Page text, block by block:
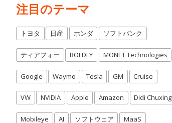
注目のテーマ
トヨタ 日産 ホンダ ソフトバンク
ティアフォー BOLDLY MONET Technologies
Google Waymo Tesla GM Cruise
VW NVIDIA Apple Amazon Didi Chuxing
Mobileye AI ソフトウェア MaaS